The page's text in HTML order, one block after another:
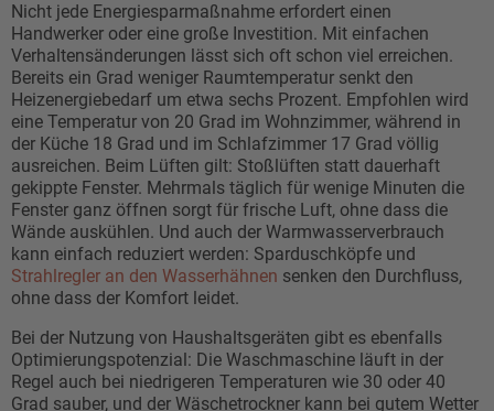
Nicht jede Energiesparmaßnahme erfordert einen
Handwerker oder eine große Investition. Mit einfachen
Verhaltensänderungen lässt sich oft schon viel erreichen.
Bereits ein Grad weniger Raumtemperatur senkt den
Heizenergiebedarf um etwa sechs Prozent. Empfohlen wird
eine Temperatur von 20 Grad im Wohnzimmer, während in
der Küche 18 Grad und im Schlafzimmer 17 Grad völlig
ausreichen. Beim Lüften gilt: Stoßlüften statt dauerhaft
gekippte Fenster. Mehrmals täglich für wenige Minuten die
Fenster ganz öffnen sorgt für frische Luft, ohne dass die
Wände auskühlen. Und auch der Warmwasserverbrauch
kann einfach reduziert werden: Sparduschköpfe und
Strahlregler an den Wasserhähnen senken den Durchfluss,
ohne dass der Komfort leidet.
Bei der Nutzung von Haushaltsgeräten gibt es ebenfalls
Optimierungspotenzial: Die Waschmaschine läuft in der
Regel auch bei niedrigeren Temperaturen wie 30 oder 40
Grad sauber, und der Wäschetrockner kann bei gutem Wetter